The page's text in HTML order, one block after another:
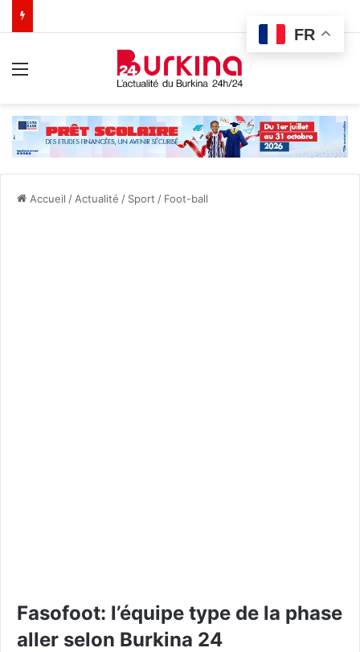
Accueil / Actualité / Sport / Foot-ball
Fasofoot: l’équipe type de la phase
aller selon Burkina 24
FR